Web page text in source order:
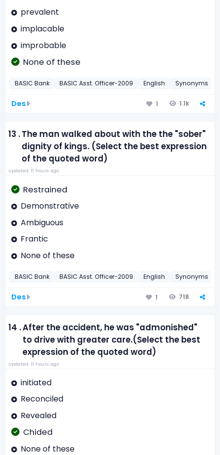
prevalent
implacable
improbable
None of these
BASIC Bank BASIC Asst. Officer-2009 English Synonyms
Des 1 1.1k
13 .The man walked about with the the "sober"
dignity of kings. (Select the best expression
of the quoted word)
Updated: 11 hours ago
Restrained
Demonstrative
Ambiguous
Frantic
None of these
BASIC Bank BASIC Asst. Officer-2009 English Synonyms
Des 1 718
14 .After the accident, he was "admonished"
to drive with greater care.(Select the best
expression of the quoted word)
Updated: 11 hours ago
initiated
Reconciled
Revealed
Chided
None of these